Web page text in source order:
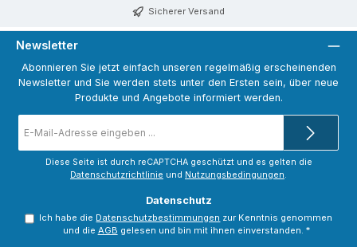
Sicherer Versand
Newsletter
Abonnieren Sie jetzt einfach unseren regelmäßig erscheinenden
Newsletter und Sie werden stets unter den Ersten sein, über neue
Produkte und Angebote informiert werden.
Mail-
Adresse
Diese Seite ist durch reCAPTCHA geschützt und es gelten die
Datenschutzrichtlinie und Nutzungsbedingungen.
Datenschutz
Ich habe die Datenschutzbestimmungen zur Kenntnis genommen
und die AGB gelesen und bin mit ihnen einverstanden. *